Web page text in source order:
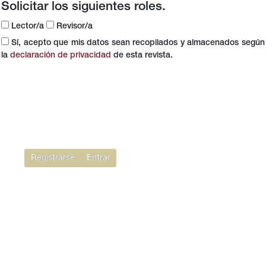
Solicitar los siguientes roles.
Lector/a Revisor/a
la declaración de privacidad de esta revista.
Registrarse Entrar